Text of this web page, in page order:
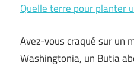
Quelle terre pour planter
Avez-vous craqué sur un
Washingtonia, un Butia